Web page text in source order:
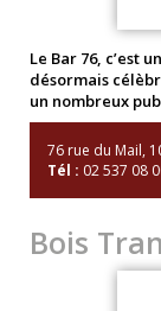
Le Bar 76, c’est
désormais
un nombreux
76 rue du Mail,
Tél : 02 537 08
Bois